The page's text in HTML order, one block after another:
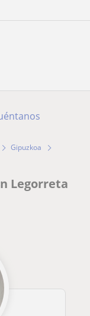
Gipuzkoa
Legorreta